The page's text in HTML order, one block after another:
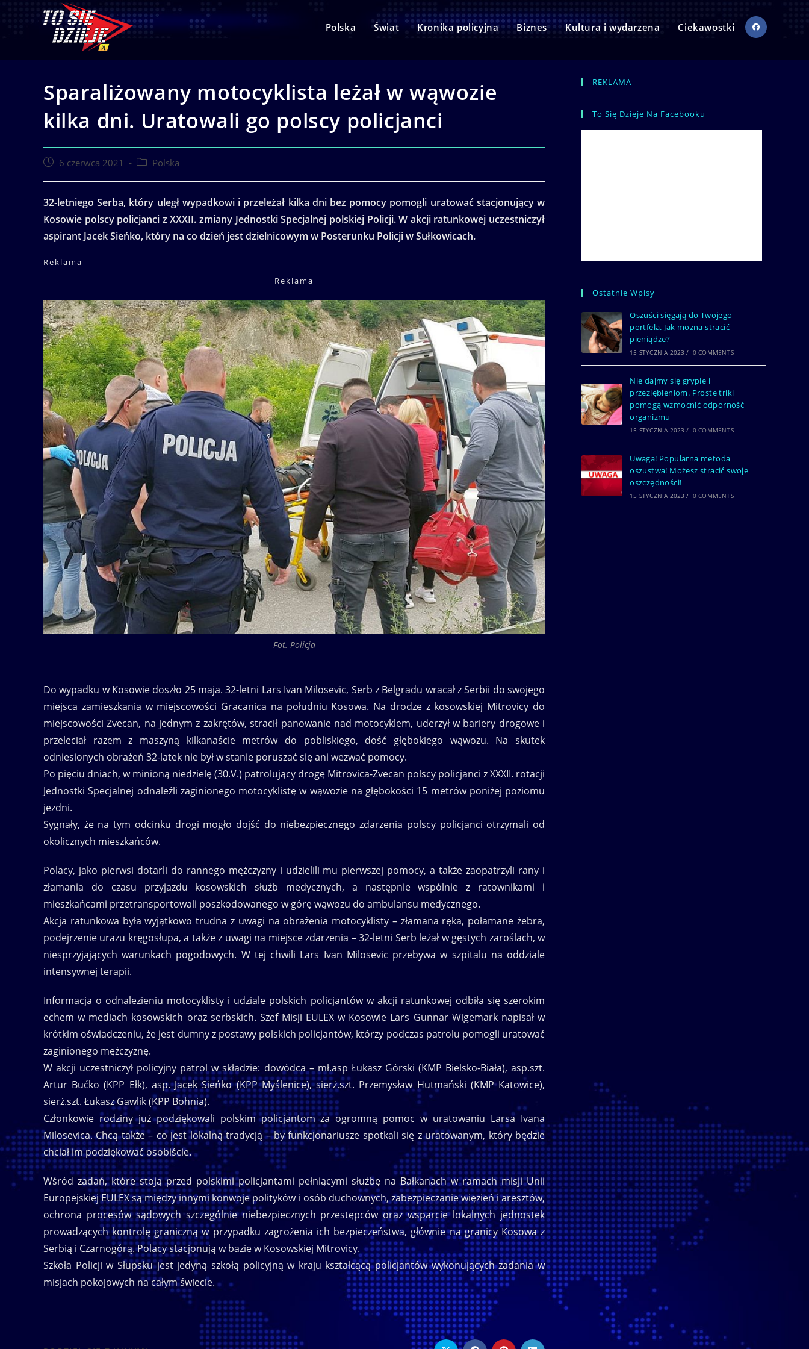
Polska Świat Kronika policyjna Biznes Kultura i wydarzena Ciekawostki
Sparaliżowany motocyklista leżał w wąwozie
kilka dni. Uratowali go polscy policjanci
Post 6 czerwca 2021
Post Polska
32-letniego Serba, który uległ wypadkowi i przeleżał kilka dni bez pomocy pomogli uratować stacjonujący w
Kosowie polscy policjanci z XXXII. zmiany Jednostki Specjalnej polskiej Policji. W akcji ratunkowej uczestniczył
aspirant Jacek Sieńko, który na co dzień jest dzielnicowym w Posterunku Policji w Sułkowicach.
Reklama
Reklama
Fot. Policja
Do wypadku w Kosowie doszło 25 maja. 32-letni Lars Ivan Milosevic, Serb z Belgradu wracał z Serbii do swojego
miejsca zamieszkania w miejscowości Gracanica na południu Kosowa. Na drodze z kosowskiej Mitrovicy do
miejscowości Zvecan, na jednym z zakrętów, stracił panowanie nad motocyklem, uderzył w bariery drogowe i
przeleciał razem z maszyną kilkanaście metrów do pobliskiego, dość głębokiego wąwozu. Na skutek
odniesionych obrażeń 32-latek nie był w stanie poruszać się ani wezwać pomocy.
Po pięciu dniach, w minioną niedzielę (30.V.) patrolujący drogę Mitrovica-Zvecan polscy policjanci z XXXII. rotacji
Jednostki Specjalnej odnaleźli zaginionego motocyklistę w wąwozie na głębokości 15 metrów poniżej poziomu
jezdni.
Sygnały, że na tym odcinku drogi mogło dojść do niebezpiecznego zdarzenia polscy policjanci otrzymali od
okolicznych mieszkańców.
Polacy, jako pierwsi dotarli do rannego mężczyzny i udzielili mu pierwszej pomocy, a także zaopatrzyli rany i
złamania do czasu przyjazdu kosowskich służb medycznych, a następnie wspólnie z ratownikami i
mieszkańcami przetransportowali poszkodowanego w górę wąwozu do ambulansu medycznego.
Akcja ratunkowa była wyjątkowo trudna z uwagi na obrażenia motocyklisty – złamana ręka, połamane żebra,
podejrzenie urazu kręgosłupa, a także z uwagi na miejsce zdarzenia – 32-letni Serb leżał w gęstych zaroślach, w
niesprzyjających warunkach pogodowych. W tej chwili Lars Ivan Milosevic przebywa w szpitalu na oddziale
intensywnej terapii.
Informacja o odnalezieniu motocyklisty i udziale polskich policjantów w akcji ratunkowej odbiła się szerokim
echem w mediach kosowskich oraz serbskich. Szef Misji EULEX w Kosowie Lars Gunnar Wigemark napisał w
krótkim oświadczeniu, że jest dumny z postawy polskich policjantów, którzy podczas patrolu pomogli uratować
zaginionego mężczyznę.
W akcji uczestniczył policyjny patrol w składzie: dowódca – mł.asp Łukasz Górski (KMP Bielsko-Biała), asp.szt.
Artur Bućko (KPP Ełk), asp. Jacek Sieńko (KPP Myślenice), sierż.szt. Przemysław Hutmański (KMP Katowice),
sierż.szt. Łukasz Gawlik (KPP Bohnia).
Członkowie rodziny już podziękowali polskim policjantom za ogromną pomoc w uratowaniu Larsa Ivana
Milosevica. Chcą także – co jest lokalną tradycją – by funkcjonariusze spotkali się z uratowanym, który będzie
chciał im podziękować osobiście.
Wśród zadań, które stoją przed polskimi policjantami pełniącymi służbę na Bałkanach w ramach misji Unii
Europejskiej EULEX są między innymi konwoje polityków i osób duchownych, zabezpieczanie więzień i aresztów,
ochrona procesów sądowych szczególnie niebezpiecznych przestępców oraz wsparcie lokalnych jednostek
prowadzących kontrolę graniczną w przypadku zagrożenia ich bezpieczeństwa, głównie na granicy Kosowa z
Serbią i Czarnogórą. Polacy stacjonują w bazie w Kosowskiej Mitrovicy.
Szkoła Policji w Słupsku jest jedyną szkołą policyjną w kraju kształcącą policjantów wykonujących zadania w
misjach pokojowych na całym świecie.
REKLAMA
To Się Dzieje Na Facebooku
Ostatnie Wpisy
Oszuści sięgają do Twojego
portfela. Jak można stracić
pieniądze?
15 STYCZNIA 2023 / 0 COMMENTS
Nie dajmy się grypie i
przeziębieniom. Proste triki
pomogą wzmocnić odporność
organizmu
15 STYCZNIA 2023 / 0 COMMENTS
Uwaga! Popularna metoda
oszustwa! Możesz stracić swoje
oszczędności!
15 STYCZNIA 2023 / 0 COMMENTS